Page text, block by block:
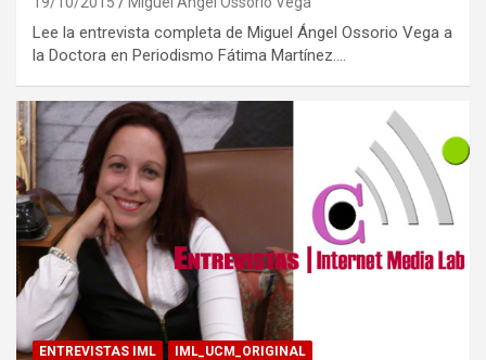
Lee la entrevista completa de Miguel Ángel Ossorio Vega a
la Doctora en Periodismo Fátima Martínez.…
ENTREVISTAS IML IML_UCM_ORIGINAL